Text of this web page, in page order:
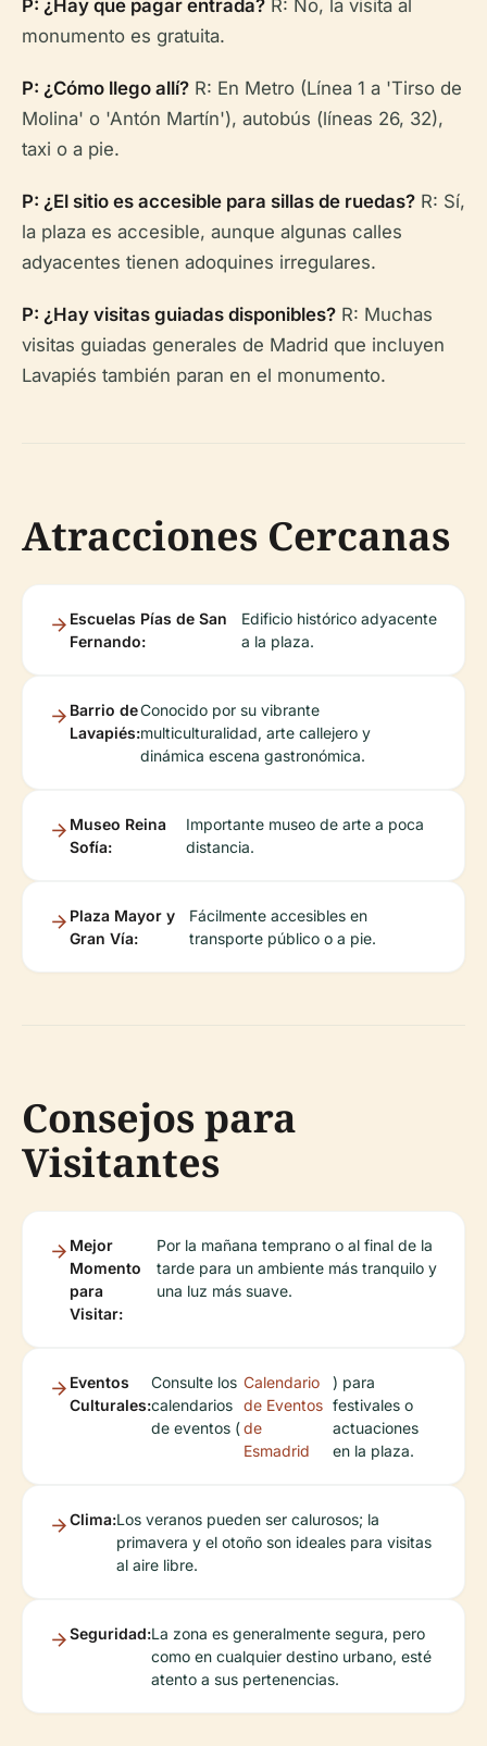
P: ¿Hay que pagar entrada? R: No, la visita al
monumento es gratuita.
P: ¿Cómo llego allí? R: En Metro (Línea 1 a 'Tirso de
Molina' o 'Antón Martín'), autobús (líneas 26, 32),
taxi o a pie.
P: ¿El sitio es accesible para sillas de ruedas? R: Sí,
la plaza es accesible, aunque algunas calles
adyacentes tienen adoquines irregulares.
P: ¿Hay visitas guiadas disponibles? R: Muchas
visitas guiadas generales de Madrid que incluyen
Lavapiés también paran en el monumento.
Atracciones Cercanas
Escuelas Pías de San
Fernando:
Edificio histórico adyacente
a la plaza.
Barrio de
Lavapiés:
Conocido por su vibrante
multiculturalidad, arte callejero y
dinámica escena gastronómica.
Museo Reina
Sofía:
Importante museo de arte a poca
distancia.
Plaza Mayor y
Gran Vía:
Fácilmente accesibles en
transporte público o a pie.
Consejos para
Visitantes
Mejor
Momento
para
Visitar:
Por la mañana temprano o al final de la
tarde para un ambiente más tranquilo y
una luz más suave.
Eventos
Culturales:
Consulte los
calendarios
de eventos (
Calendario
de Eventos
de
Esmadrid
) para
festivales o
actuaciones
en la plaza.
Clima:Los veranos pueden ser calurosos; la
primavera y el otoño son ideales para visitas
al aire libre.
Seguridad:La zona es generalmente segura, pero
como en cualquier destino urbano, esté
atento a sus pertenencias.